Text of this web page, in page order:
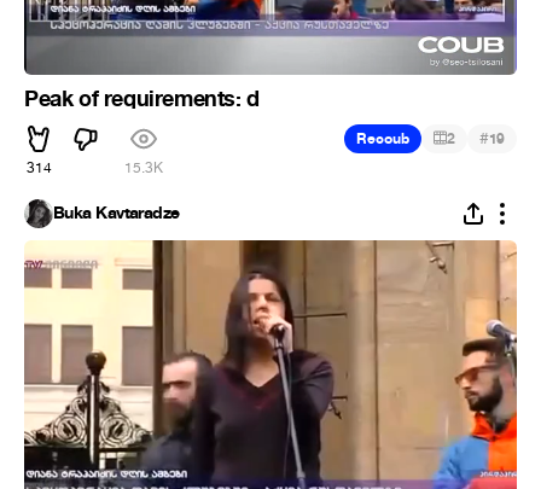
Peak of requirements: d
314 15.3K
Recoub 2 #19
Buka Kavtaradze